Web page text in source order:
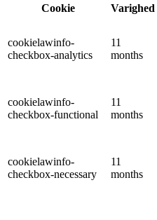
Cookie
Varighed
cookielawinfo-
checkbox-analytics
11
months
cookielawinfo-
checkbox-functional
11
months
cookielawinfo-
checkbox-necessary
11
months